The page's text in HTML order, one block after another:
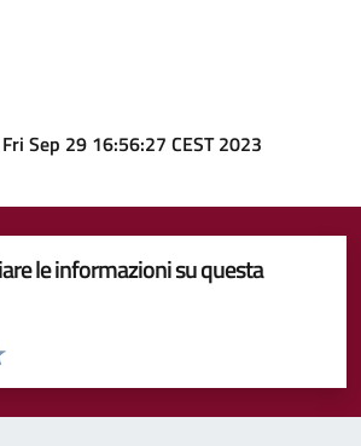
Sep 29 16:56:27 CEST 2023
le informazioni su questa
pagina
5 stelle su 5
stelle su 5
su 5
5